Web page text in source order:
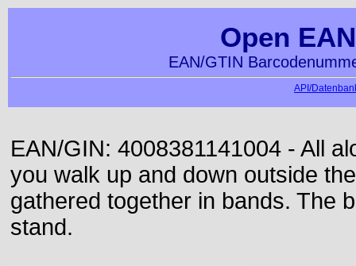
Open
EAN/GTIN
API/
EAN/GIN: 4008381141004 - All
you walk up and down outside
gathered together in bands. The
stand.